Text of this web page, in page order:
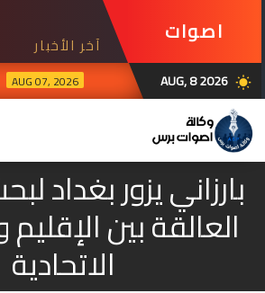
اصوات
برس
آخر الأخبار
wb_sunny
AUG, 8 2026
AUG 07, 2026
بارزاني يزور بغداد
العالقة بين
الاتحادية